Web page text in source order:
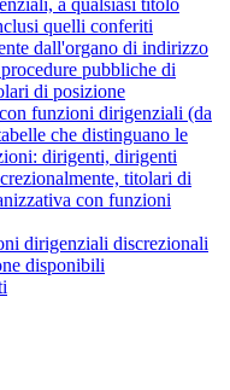
a qualsiasi titolo
quelli conferiti
dall'organo di indirizzo
pubbliche di
di posizione
funzioni dirigenziali (da
che distinguano le
dirigenti, dirigenti
titolari di
con funzioni
dirigenziali discrezionali
disponibili